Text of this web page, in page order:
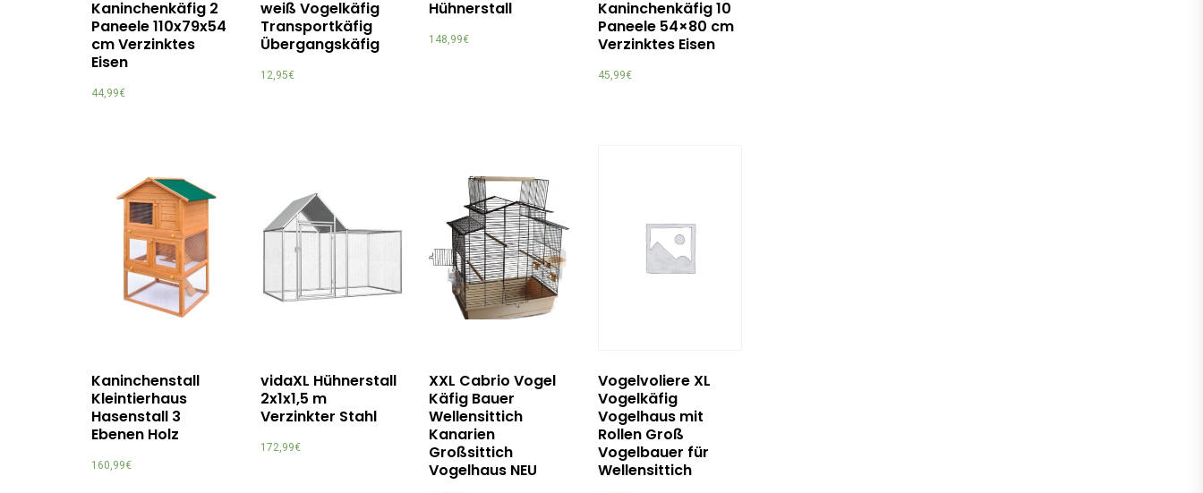
Kaninchenkäfig 2
Paneele 110x79x54
cm Verzinktes
Eisen
44,99€
weiß Vogelkäfig
Transportkäfig
Übergangskäfig
12,95€
Hühnerstall
148,99€
Kaninchenkäfig 10
Paneele 54×80 cm
Verzinktes Eisen
45,99€
Kaninchenstall
Kleintierhaus
Hasenstall 3
Ebenen Holz
160,99€
vidaXL Hühnerstall
2x1x1,5 m
Verzinkter Stahl
172,99€
XXL Cabrio Vogel
Käfig Bauer
Wellensittich
Kanarien
Großsittich
Vogelhaus NEU
Vogelvoliere XL
Vogelkäfig
Vogelhaus mit
Rollen Groß
Vogelbauer für
Wellensittich